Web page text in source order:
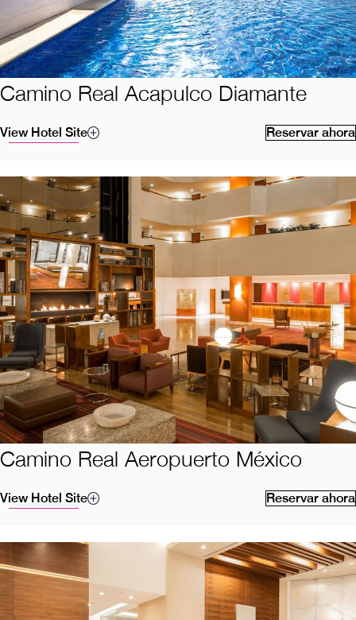
Camino Real Acapulco Diamante
Reservar ahora
View Hotel Site
Camino Real Aeropuerto México
Reservar ahora
View Hotel Site